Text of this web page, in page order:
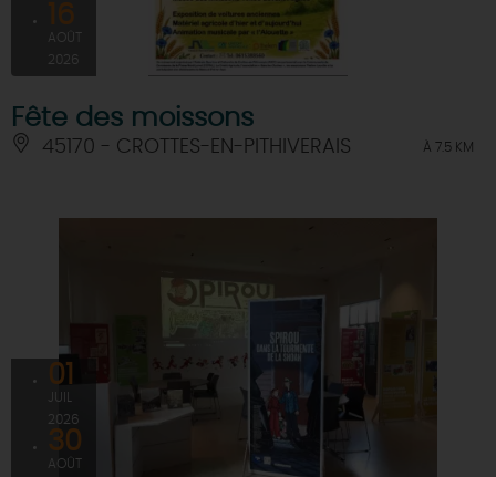
16
AOÛT
2026
Fête des moissons
45170 - CROTTES-EN-PITHIVERAIS À 7.5 KM
01
2026
30
AOÛT